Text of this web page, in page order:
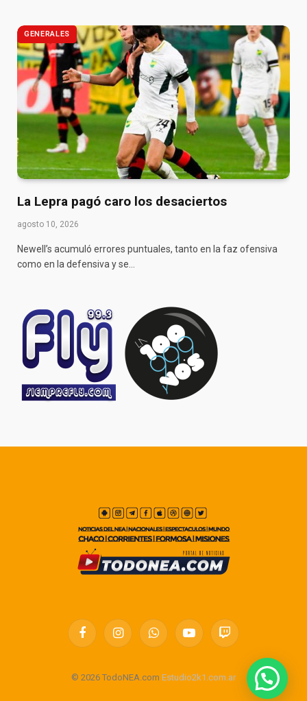
GENERALES
La Lepra pagó caro los desaciertos
agosto 10, 2026
Newell’s acumuló errores puntuales, tanto en la faz ofensiva
como en la defensiva y se…
FacebookInstagramWhatsAppYouTubeTwitch
© 2026 TodoNEA.com Estudio2k1.com.ar